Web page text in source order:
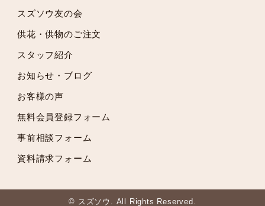
2021年7月
2021年5月
2021年4月
2021年3月
2020年12月
2020年11月
2020年10月
スズソウ友の会
供花・供物のご注文
スタッフ紹介
お知らせ・ブログ
お客様の声
無料会員登録フォーム
事前相談フォーム
資料請求フォーム
© スズソウ. All Rights Reserved.